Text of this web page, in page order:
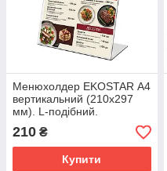
Менюхолдер EKOSTAR А4
вертикальний (210х297
мм). L-подібний.
210 ₴
Купити